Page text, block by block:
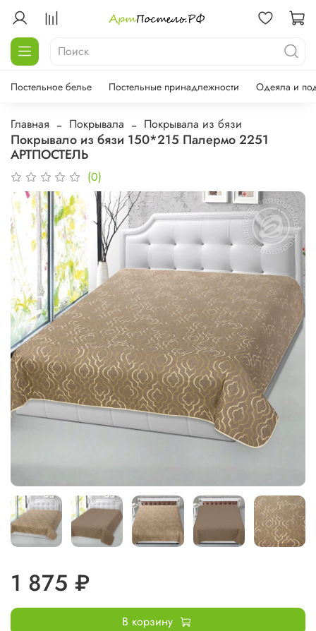
Постельное белье Постельные принадлежности Одеяла и
Главная Покрывала Покрывала из бязи
Покрывало из бязи 150*215 Палермо 2251
АРТПОСТЕЛЬ
(0)
1 875 ₽
В корзину